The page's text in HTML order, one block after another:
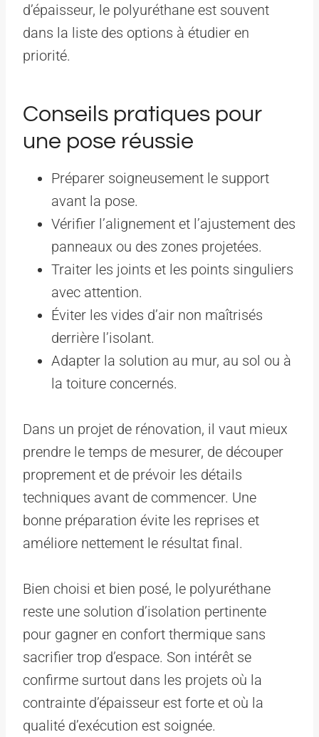
d’épaisseur, le polyuréthane est souvent
dans la liste des options à étudier en
priorité.
Conseils pratiques pour
une pose réussie
Préparer soigneusement le support
avant la pose.
Vérifier l’alignement et l’ajustement des
panneaux ou des zones projetées.
Traiter les joints et les points singuliers
avec attention.
Éviter les vides d’air non maîtrisés
derrière l’isolant.
Adapter la solution au mur, au sol ou à
la toiture concernés.
Dans un projet de rénovation, il vaut mieux
prendre le temps de mesurer, de découper
proprement et de prévoir les détails
techniques avant de commencer. Une
bonne préparation évite les reprises et
améliore nettement le résultat final.
Bien choisi et bien posé, le polyuréthane
reste une solution d’isolation pertinente
pour gagner en confort thermique sans
sacrifier trop d’espace. Son intérêt se
confirme surtout dans les projets où la
contrainte d’épaisseur est forte et où la
qualité d’exécution est soignée.